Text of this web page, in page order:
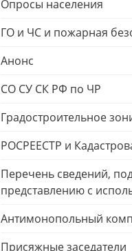
Опросы населения
ГО и ЧС и пожарная
Анонс
СО СУ СК РФ по ЧР
Градостроительное
РОСРЕЕСТР и
Перечень сведений,
представлению с
Антимонопольный
Присяжные заседатели